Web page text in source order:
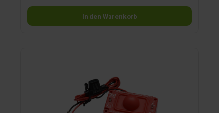
rechtzeitig. Das Gerät ist säurefest, selbstverlöschend und
besitzt das E1-Zeichen. Inkl. Funktionsanzeige,
Sicherheitsmotorhaubenschalter und Batteriebetrieb mit
Schutzfunktion. Um 2 Kontakte erweiterbar. Maße
In den Warenkorb